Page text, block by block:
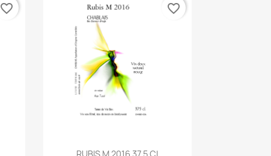
favorite_border
Aperçu rapide
favorite_border